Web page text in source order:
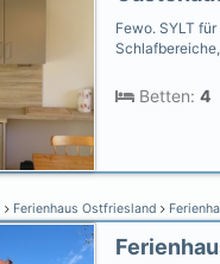
Fewo. SYLT
Betten: 4
Ferienhaus Ostfriesland